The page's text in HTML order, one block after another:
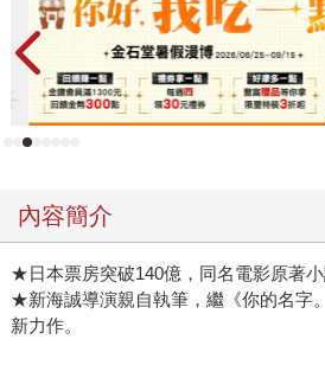
內容簡介
★日本票房突破140億，同名電影原著小
★新海誠導演親自執筆，繼《你的名字
新力作。